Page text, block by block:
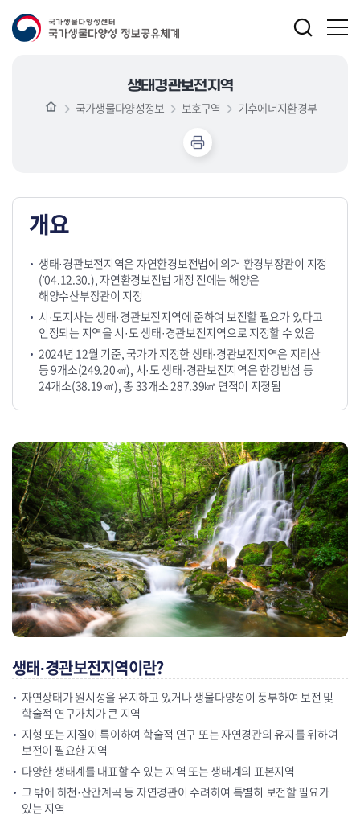
생태경관보전지역
국가생물다양성정보 보호구역 기후에너지환경부
개요
생태·경관보전지역은 자연환경보전법에 의거 환경부장관이 지정
(‘04.12.30.), 자연환경보전법 개정 전에는 해양은
해양수산부장관이 지정
시·도지사는 생태·경관보전지역에 준하여 보전할 필요가 있다고
인정되는 지역을 시·도 생태·경관보전지역으로 지정할 수 있음
2024년 12월 기준, 국가가 지정한 생태·경관보전지역은 지리산
등 9개소(249.20㎢), 시·도 생태·경관보전지역은 한강밤섬 등
24개소(38.19㎢), 총 33개소 287.39㎢ 면적이 지정됨
생태·경관보전지역이란?
자연상태가 원시성을 유지하고 있거나 생물다양성이 풍부하여 보전 및
학술적 연구가치가 큰 지역
지형 또는 지질이 특이하여 학술적 연구 또는 자연경관의 유지를 위하여
보전이 필요한 지역
다양한 생태계를 대표할 수 있는 지역 또는 생태계의 표본지역
그 밖에 하천·산간계곡 등 자연경관이 수려하여 특별히 보전할 필요가
있는 지역